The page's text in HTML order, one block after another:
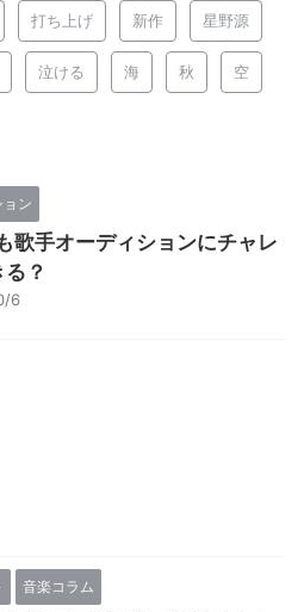
打ち上げ 新作 星野源
泣ける 海 秋 空
ン
歌手オーディションにチャレ
？
6
音楽コラム